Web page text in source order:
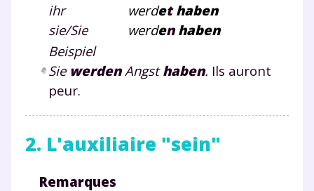
ihr
sie/Sie
werdethaben
werdenhaben
Beispiel
Sie werdenAngsthaben. Ils auront
peur.
2. L'auxiliaire "sein"
Remarques